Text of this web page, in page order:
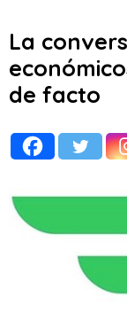
La
de facto